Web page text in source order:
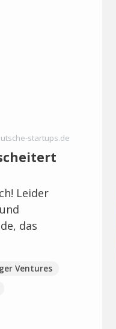
startups.de
Leider
das
Ventures